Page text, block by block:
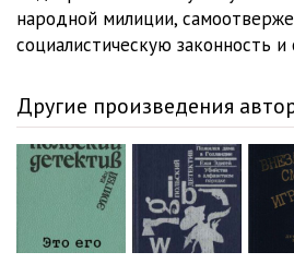
народной милиции,
социалистическую законность
Другие произведения